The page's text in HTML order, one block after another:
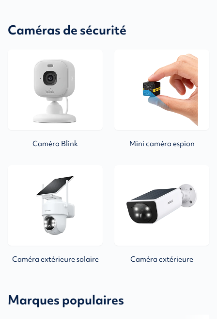
Caméras de sécurité
Caméra Blink Mini caméra espion
Caméra extérieure solaire Caméra extérieure
Marques populaires